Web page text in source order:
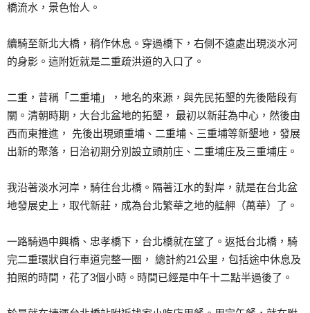
橋流水，景色怡人。
續騎至新北大橋，稍作休息。穿過橋下，右側不遠處出現淡水河
的身影。這附近就是二重疏洪道的入口了。
二重，昔稱「二重埔」，地名的來源，與先民拓墾的先後階段有
關。清朝時期，大台北盆地的拓墾， 最初以新莊為中心，然後由
西而東推進， 先後出現頭重埔、二重埔、三重埔等新墾地，發展
出新的聚落，日治初期分別設立頭前庄、二重埔庄及三重埔庄。
我沿著淡水河岸，騎往台北橋。隔著江水的對岸，就是在台北盆
地發展史上，取代新莊，成為台北繁華之地的艋舺（萬華）了。
一路騎過中興橋、忠孝橋下，台北橋就在望了。返抵台北橋，騎
完二重環狀自行車道完整一圈， 總計約21公里，包括途中休息及
拍照的時間，花了3個小時。時間已經是中午十二點半過後了。